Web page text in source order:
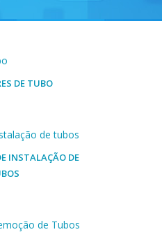
DE TUBO
INSTALAÇÃO DE